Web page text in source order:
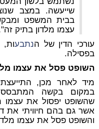
שייעשה. במצב
בבית המשפט
עצמו מלדון בתיק
עורכי הדין של הנתבעות,
בפסילה.
השופט פסל את עצמו
מיד לאחר מכן,
במקום בקשה
שהשופט יפסול את עצמו
אשר גם בהם חיוויתי את
והשופט פסל את עצמו